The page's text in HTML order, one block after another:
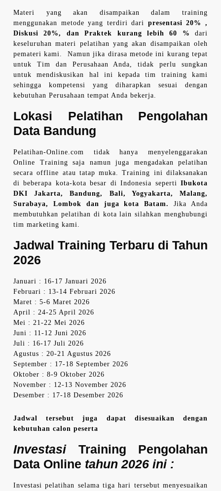
Materi yang akan disampaikan dalam training
menggunakan metode yang terdiri dari presentasi 20% ,
Diskusi 20%, dan Praktek kurang lebih 60 %
dari
keseluruhan materi pelatihan yang akan disampaikan oleh
pemateri kami. Namun jika dirasa metode ini kurang tepat
untuk Tim dan Perusahaan Anda, tidak perlu sungkan
untuk mendiskusikan hal ini kepada tim training kami
sehingga kompetensi yang diharapkan sesuai dengan
kebutuhan Perusahaan tempat Anda bekerja.
Lokasi Pelatihan Pengolahan
Data Bandung
Pelatihan-Online.com tidak hanya menyelenggarakan
Online Training saja namun juga mengadakan pelatihan
secara offline atau tatap muka. Training ini dilaksanakan
di beberapa kota-kota besar di Indonesia seperti Ibukota
DKI Jakarta, Bandung, Bali, Yogyakarta, Malang,
Surabaya, Lombok dan juga kota Batam.
Jika Anda
membutuhkan pelatihan di kota lain silahkan menghubungi
tim marketing kami.
Jadwal Training Terbaru di Tahun
2026
Januari : 16-17 Januari 2026
Februari : 13-14 Februari 2026
Maret : 5-6 Maret 2026
April : 24-25 April 2026
Mei : 21-22 Mei 2026
Juni : 11-12 Juni 2026
Juli : 16-17 Juli 2026
Agustus : 20-21 Agustus 2026
September : 17-18 September 2026
Oktober : 8-9 Oktober 2026
November : 12-13 November 2026
Desember : 17-18 Desember 2026
Jadwal tersebut juga dapat disesuaikan dengan
kebutuhan calon peserta
Investasi
Training Pengolahan
Data Online tahun 2026 ini :
Investasi pelatihan selama tiga hari tersebut menyesuaikan